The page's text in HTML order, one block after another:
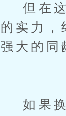
但在这
的实力，
强大的同
如果换